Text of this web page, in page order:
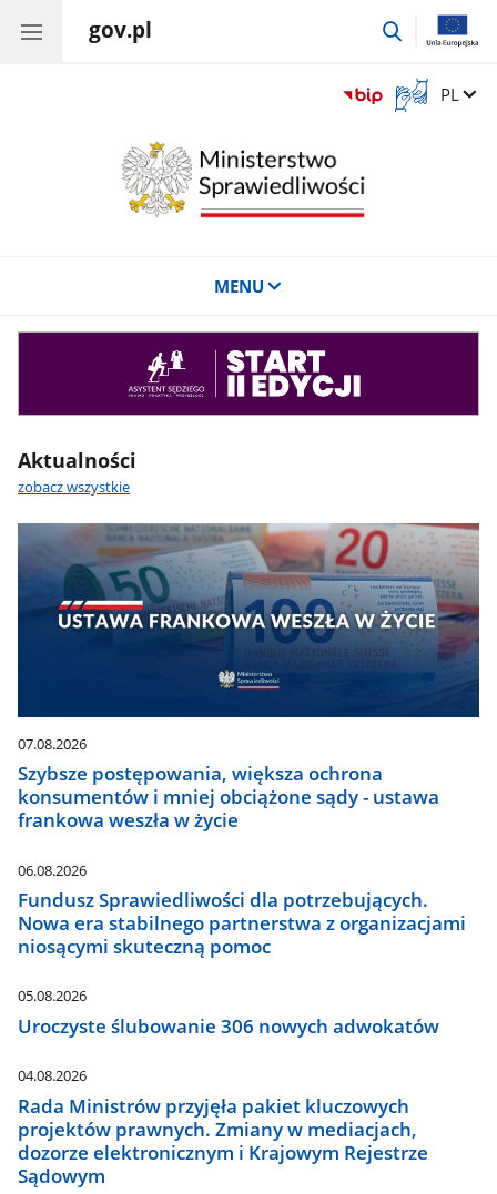
gov.pl
przejdź
Otwórz
okno
Zmień
PL
MENU
Aktualności
zobacz wszystkie
07.08.2026
Szybsze postępowania, większa ochrona
konsumentów i mniej obciążone sądy - ustawa
frankowa weszła w życie
06.08.2026
Fundusz Sprawiedliwości dla potrzebujących.
Nowa era stabilnego partnerstwa z organizacjami
niosącymi skuteczną pomoc
05.08.2026
Uroczyste ślubowanie 306 nowych adwokatów
04.08.2026
Rada Ministrów przyjęła pakiet kluczowych
projektów prawnych. Zmiany w mediacjach,
dozorze elektronicznym i Krajowym Rejestrze
Sądowym